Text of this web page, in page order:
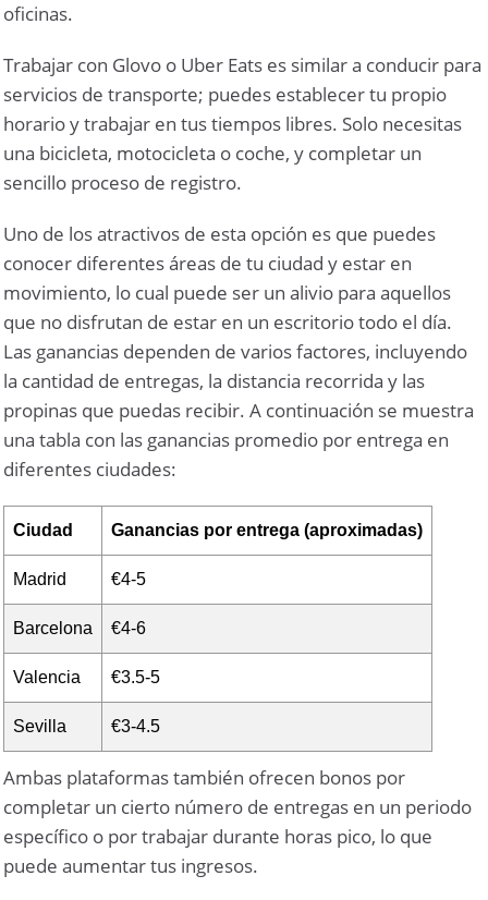
oficinas.
Trabajar con Glovo o Uber Eats es similar a conducir para
servicios de transporte; puedes establecer tu propio
horario y trabajar en tus tiempos libres. Solo necesitas
una bicicleta, motocicleta o coche, y completar un
sencillo proceso de registro.
Uno de los atractivos de esta opción es que puedes
conocer diferentes áreas de tu ciudad y estar en
movimiento, lo cual puede ser un alivio para aquellos
que no disfrutan de estar en un escritorio todo el día.
Las ganancias dependen de varios factores, incluyendo
la cantidad de entregas, la distancia recorrida y las
propinas que puedas recibir. A continuación se muestra
una tabla con las ganancias promedio por entrega en
diferentes ciudades:
Ciudad Ganancias por entrega (aproximadas)
Madrid €4-5
Barcelona €4-6
Valencia €3.5-5
Sevilla €3-4.5
Ambas plataformas también ofrecen bonos por
completar un cierto número de entregas en un periodo
específico o por trabajar durante horas pico, lo que
puede aumentar tus ingresos.